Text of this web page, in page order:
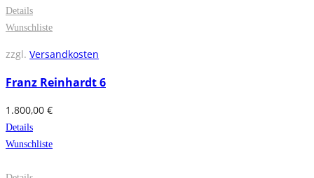
Details
Wunschliste
zzgl. Versandkosten
Franz Reinhardt 6
1.800,00 €
Details
Wunschliste